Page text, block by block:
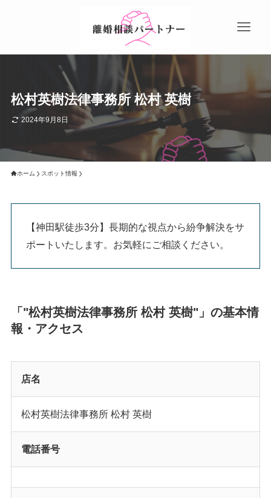
松村英樹法律事務所 松村 英樹
2024年9月8日
ホーム スポット情報
【神田駅徒歩3分】長期的な視点から紛争解決をサ
ポートいたします。お気軽にご相談ください。
「"松村英樹法律事務所 松村 英樹"」の基本情
報・アクセス
店名
松村英樹法律事務所 松村 英樹
電話番号